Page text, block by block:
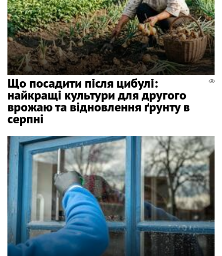
Що посадити після цибулі:
найкращі культури для другого
врожаю та відновлення ґрунту в
серпні